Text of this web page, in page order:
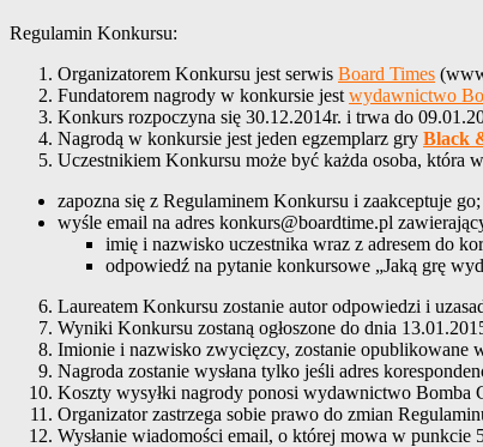
Regulamin Konkursu:
Organizatorem Konkursu jest serwis Board Times
Fundatorem nagrody w konkursie jest wydawnictwo
Konkurs rozpoczyna się 30.12.2014r. i trwa do
Nagrodą w konkursie jest jeden egzemplarz gry Black
Uczestnikiem Konkursu może być każda osoba, która
zapozna się z Regulaminem Konkursu i zaakceptuje go;
wyśle email na adres konkurs@boardtime.pl
imię i nazwisko uczestnika wraz z adresem do
odpowiedź na pytanie konkursowe „Jaką grę
Laureatem Konkursu zostanie autor odpowiedzi i
Wyniki Konkursu zostaną ogłoszone do dnia
Imionie i nazwisko zwycięzcy, zostanie opublikowane
Nagroda zostanie wysłana tylko jeśli adres
Koszty wysyłki nagrody ponosi wydawnictwo Bomba
Organizator zastrzega sobie prawo do zmian
Wysłanie wiadomości email, o której mowa w punkcie